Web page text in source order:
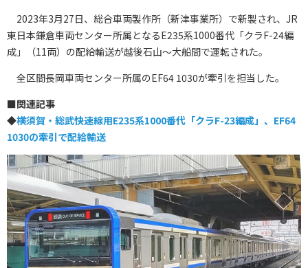
2023年3月27日、総合車両製作所（新津事業所）で新製され、JR
東日本鎌倉車両センター所属となるE235系1000番代「クラF-24編
成」（11両）の配給輸送が越後石山～大船間で運転された。
全区間長岡車両センター所属のEF64 1030が牽引を担当した。
■関連記事
◆横須賀・総武快速線用E235系1000番代「クラF-23編成」、EF64
1030の牽引で配給輸送